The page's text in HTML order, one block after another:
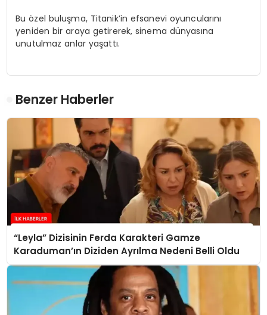
Bu özel buluşma, Titanik’in efsanevi oyuncularını
yeniden bir araya getirerek, sinema dünyasına
unutulmaz anlar yaşattı.
Benzer Haberler
“Leyla” Dizisinin Ferda Karakteri Gamze
Karaduman’ın Diziden Ayrılma Nedeni Belli Oldu